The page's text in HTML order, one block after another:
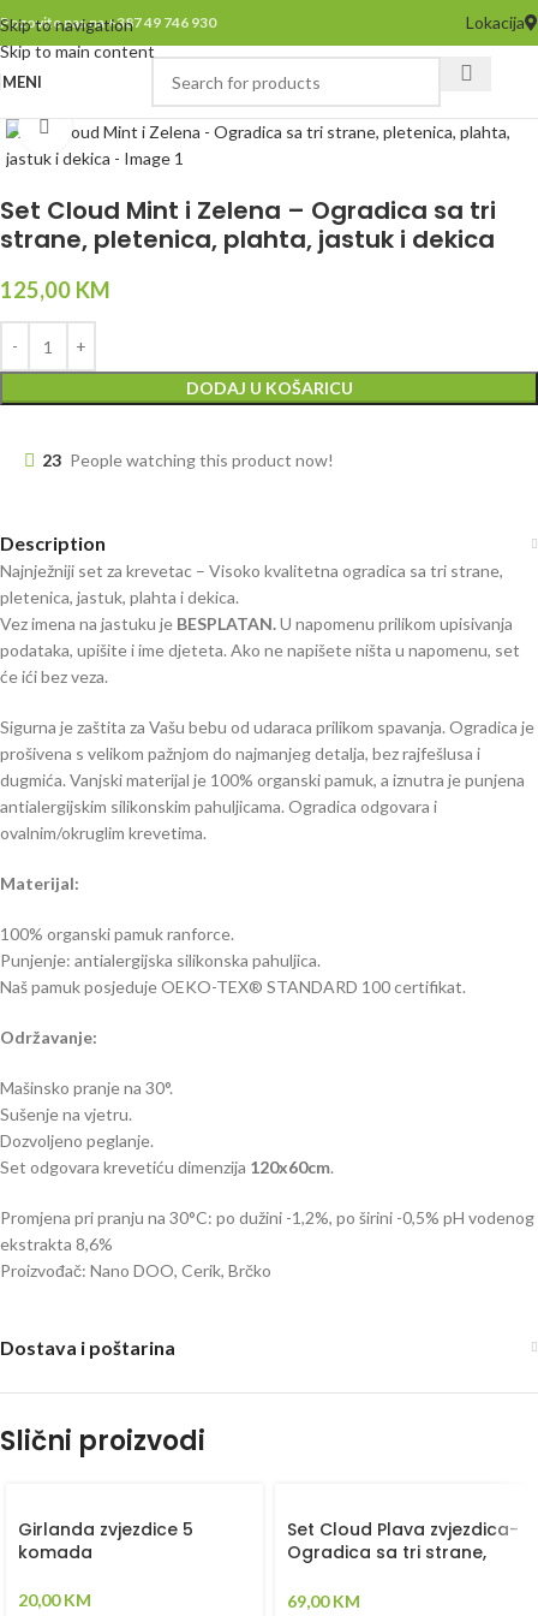
Skip to navigation
Skip to main content
Pozovite nas na +387 49 746 930 Lokacija
MENI
Click to enlarge
Set Cloud Mint i Zelena – Ogradica sa tri
strane, pletenica, plahta, jastuk i dekica
125,00 KM
DODAJ U KOŠARICU
23 People watching this product now!
Description
Najnježniji set za krevetac – Visoko kvalitetna ogradica sa tri strane,
pletenica, jastuk, plahta i dekica.
Vez imena na jastuku je BESPLATAN.U napomenu prilikom upisivanja
podataka, upišite i ime djeteta. Ako ne napišete ništa u napomenu, set
će ići bez veza.
Sigurna je zaštita za Vašu bebu od udaraca prilikom spavanja. Ogradica je
prošivena s velikom pažnjom do najmanjeg detalja, bez rajfešlusa i
dugmića. Vanjski materijal je 100% organski pamuk, a iznutra je punjena
antialergijskim silikonskim pahuljicama. Ogradica odgovara i
ovalnim/okruglim krevetima.
Materijal:
100% organski pamuk ranforce.
Punjenje: antialergijska silikonska pahuljica.
Naš pamuk posjeduje OEKO-TEX® STANDARD 100 certifikat.
Održavanje:
Mašinsko pranje na 30°.
Sušenje na vjetru.
Dozvoljeno peglanje.
Set odgovara krevetiću dimenzija 120x60cm.
Promjena pri pranju na 30°C: po dužini -1,2%, po širini -0,5% pH vodenog
ekstrakta 8,6%
Proizvođač: Nano DOO, Cerik, Brčko
Dostava i poštarina
Slični proizvodi
Girlanda zvjezdice 5
komada
20,00KM
Set Cloud Plava zvjezdica-
Ogradica sa tri strane,
ukrasna jastuka –
69,00KM